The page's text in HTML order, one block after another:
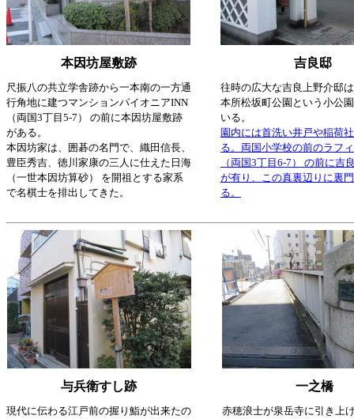
本因坊屋敷跡 吉良邸
尺振八の共立学舎跡から一本南の一方通
行角地に建つマンションパイオニアINN
（両国3丁目5-7） の前に本因坊屋敷跡
がある。
本因坊家は、囲碁の名門で、織田信長、
豊臣秀吉、徳川家康の三人に仕えた日海
（一世本因坊算砂） を開祖とする家系
で名棋士を排出してきた。
往時の広大な吉良上野介邸
本所松坂町公園という小公
いる。
園内には首洗い井戸や稲荷
る。両国小学校の前のラフ
（両国3丁目6-7） の前に吉
が有り、この真裏辺りに裏
る。
与兵衛すし跡 一之橋
現代に伝わる江戸前の握り鮨が出来たの
赤穂浪士が泉岳寺に引き上